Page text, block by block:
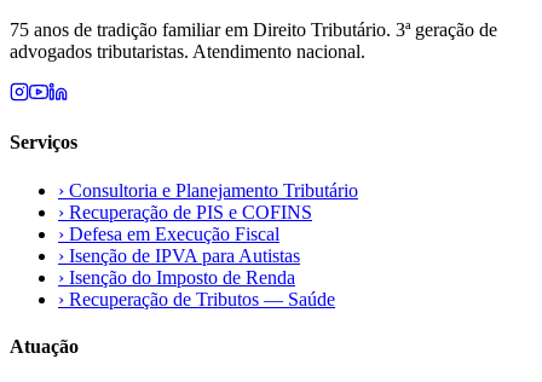
75 anos de tradição familiar em Direito Tributário. 3ª geração de
advogados tributaristas. Atendimento nacional.
Serviços
› Consultoria e Planejamento Tributário
› Recuperação de PIS e COFINS
› Defesa em Execução Fiscal
› Isenção de IPVA para Autistas
› Isenção do Imposto de Renda
› Recuperação de Tributos — Saúde
Atuação